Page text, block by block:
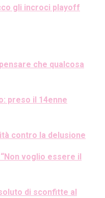
gli incroci playoff
che qualcosa
preso il 14enne
contro la delusione
voglio essere il
di sconfitte al